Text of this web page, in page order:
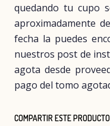
quedando tu cupo
aproximadamente
fecha la puedes
nuestros post de
agota desde
pago del tomo
COMPARTIR ESTE PRODUCTO